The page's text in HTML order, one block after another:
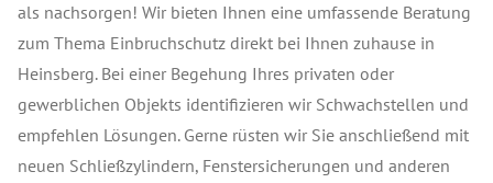
als nachsorgen! Wir bieten Ihnen eine umfassende Beratung
zum Thema Einbruchschutz direkt bei Ihnen zuhause in
Heinsberg. Bei einer Begehung Ihres privaten oder
gewerblichen Objekts identifizieren wir Schwachstellen und
empfehlen Lösungen. Gerne rüsten wir Sie anschließend mit
neuen Schließzylindern, Fenstersicherungen und anderen